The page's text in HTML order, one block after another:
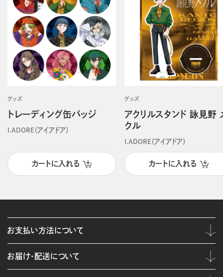
グッズ
トレーディング缶バッジ
I.ADORE（アイアドア）
カートに入れる
グッズ
アクリルスタンド 詠見野
クル
I.ADORE（アイアドア）
カートに入れる
お支払い方法について
お届け・配送について